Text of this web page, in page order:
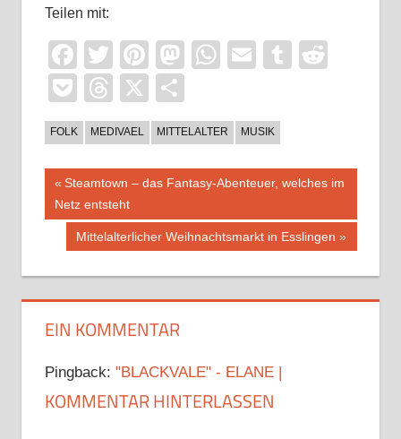
Teilen mit:
Facebook
TwitterPinterest
Mastodon
WhatsApp
EmailTumblr
PocketThreads
X
FOLK MEDIVAEL MITTELALTER MUSIK
Beitragsnavigation
Vorheriger
Beitrag:
Steamtown – das Fantasy-Abenteuer, welches im
Netz entsteht
Nächster
Mittelalterlicher Weihnachtsmarkt in Esslingen
EIN KOMMENTAR
Pingback: "BLACKVALE" - ELANE |
KOMMENTAR HINTERLASSEN